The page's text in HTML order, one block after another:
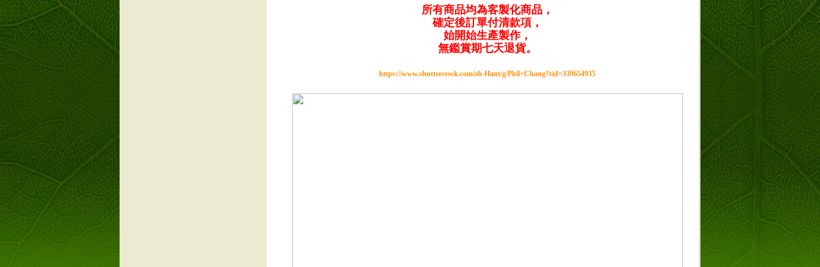
所有商品均為客製化商品，
確定後訂單付清款項，
始開始生產製作，
無鑑賞期七天退貨。
https://www.shutterstock.com/zh-Hant/g/Phil+Chang?rid=339654935